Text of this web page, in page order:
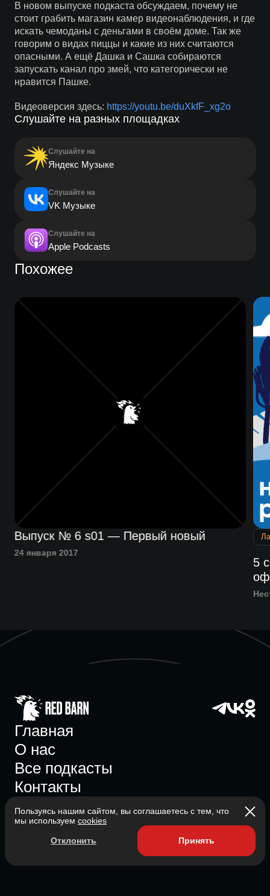
В новом выпуске подкаста обсуждаем, почему не
стоит грабить магазин камер видеонаблюдения, и где
искать чемоданы с деньгами в своём доме. Так же
говорим о видах пиццы и какие из них считаются
опасными. А ещё Дашка и Сашка собираются
запускать канал про змей, что категорически не
нравится Пашке.
Видеоверсия здесь: https://youtu.be/duXkfF_xg2o
Слушайте на разных площадках
Слушайте на
Яндекс Музыке
Слушайте на
VK Музыке
Слушайте на
Apple Podcasts
Похожее
Выпуск № 6 s01 — Первый новый
24 января 2017
5
Главная
О нас
Все подкасты
Контакты
Состоит в ассоциации с 2023
Пользуясь нашим сайтом, вы соглашаетесь с тем, что
мы используем cookies
Отклонить Принять